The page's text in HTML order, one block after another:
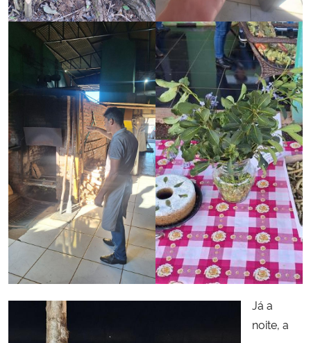
Já a
noite, a